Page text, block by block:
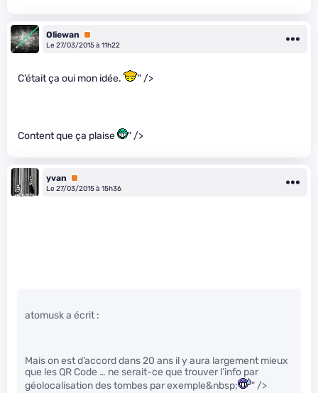
Oliewan
Premium
Le 27/03/2015 à 11h22
C’était ça oui mon idée. " />
Content que ça plaise " />
yvan
Premium
Le 27/03/2015 à 15h36
atomusk a écrit :
Mais on est d’accord dans 20 ans il y aura largement mieux
que les QR Code … ne serait-ce que trouver l’info par
géolocalisation des tombes par exemple&nbsp;
" />